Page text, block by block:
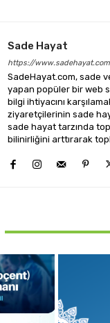
Sade Hayat
https://www.sadehayat.com
SadeHayat.com, sade
yapan popüler bir web
bilgi ihtiyacını
ziyaretçilerinin sade
sade hayat tarzında
bilinirliğini arttırarak